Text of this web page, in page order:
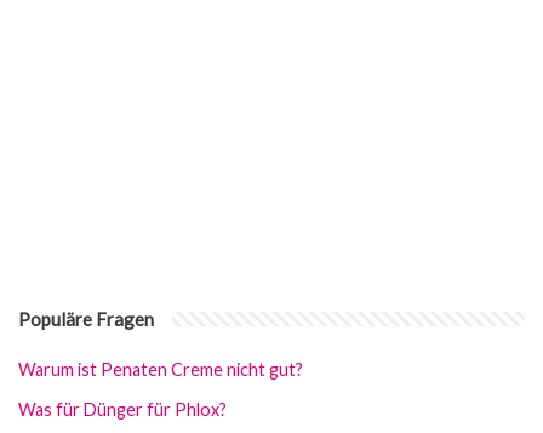
Populäre Fragen
Warum ist Penaten Creme nicht gut?
Was für Dünger für Phlox?